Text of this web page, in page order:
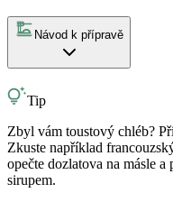
Návod k přípravě
Tip
Zbyl vám toustový chléb?
Zkuste například
opečte dozlatova na másle
sirupem.